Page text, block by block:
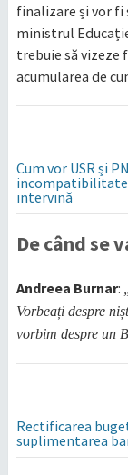
finalizare și vor fi
ministrul
trebuie să vizeze
acumularea de
Cum vor USR şi
intervină
De când se
Andreea Burnar:
Vorbeați despre
vorbim despre un
Rectificarea
suplimentarea